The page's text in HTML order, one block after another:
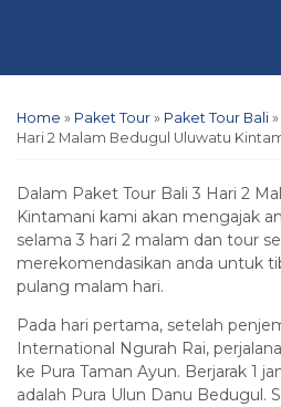
Home » Paket Tour » Paket Tour Bali »
Hari 2 Malam Bedugul Uluwatu
Dalam Paket Tour Bali 3 Hari 2
Kintamani kami akan mengajak
selama 3 hari 2 malam dan tour
merekomendasikan anda untuk
pulang malam hari.
Pada hari pertama, setelah
International Ngurah Rai,
ke Pura Taman Ayun. Berjarak 1
adalah Pura Ulun Danu Bedugul.